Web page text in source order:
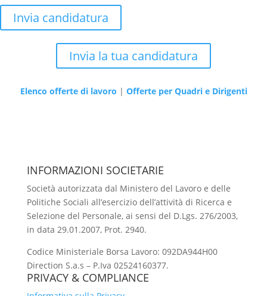
Invia candidatura
Invia la tua candidatura
Elenco offerte di lavoro | Offerte per Quadri e Dirigenti
INFORMAZIONI SOCIETARIE
Società autorizzata dal Ministero del Lavoro e delle
Politiche Sociali all’esercizio dell’attività di Ricerca e
Selezione del Personale, ai sensi del D.Lgs. 276/2003,
in data 29.01.2007, Prot. 2940.
Codice Ministeriale Borsa Lavoro: 092DA944H00
Direction S.a.s – P.Iva 02524160377.
PRIVACY & COMPLIANCE